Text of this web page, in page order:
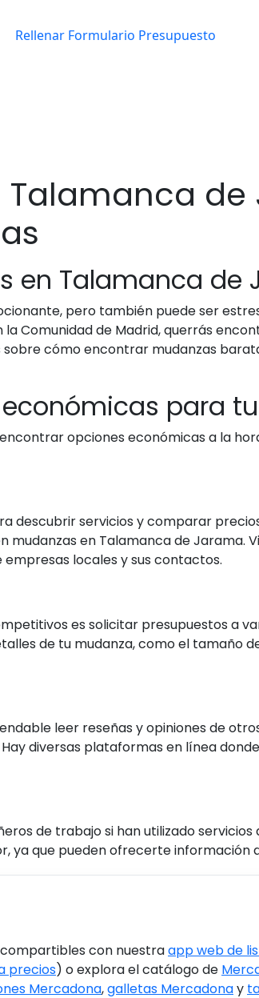
en Talamanca de
pero también puede ser
Comunidad de Madrid, querrás
cómo encontrar mudanzas
para
opciones económicas a la
descubrir servicios y comparar
en Talamanca de Jarama.
locales y sus contactos.
es solicitar presupuestos a
de tu mudanza, como el tamaño
leer reseñas y opiniones de
diversas plataformas en línea
de trabajo si han utilizado
ya que pueden ofrecerte información
con nuestraapp web de
precios) o explora el catálogo de
Mercadona,galletas Mercadonay